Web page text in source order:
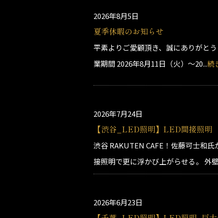
2026年8月5日
夏季休暇のお知らせ
平素よりご愛顧頂き、誠にありがと
業期間 2026年8月11日（火）～20...続
2026年7月24日
【渋谷_LED照明】LED間接照明
渋谷 RAKUTEN CAFE！佐藤可士和
接照明で更に浮かび上がらせる。 外
2026年6月23日